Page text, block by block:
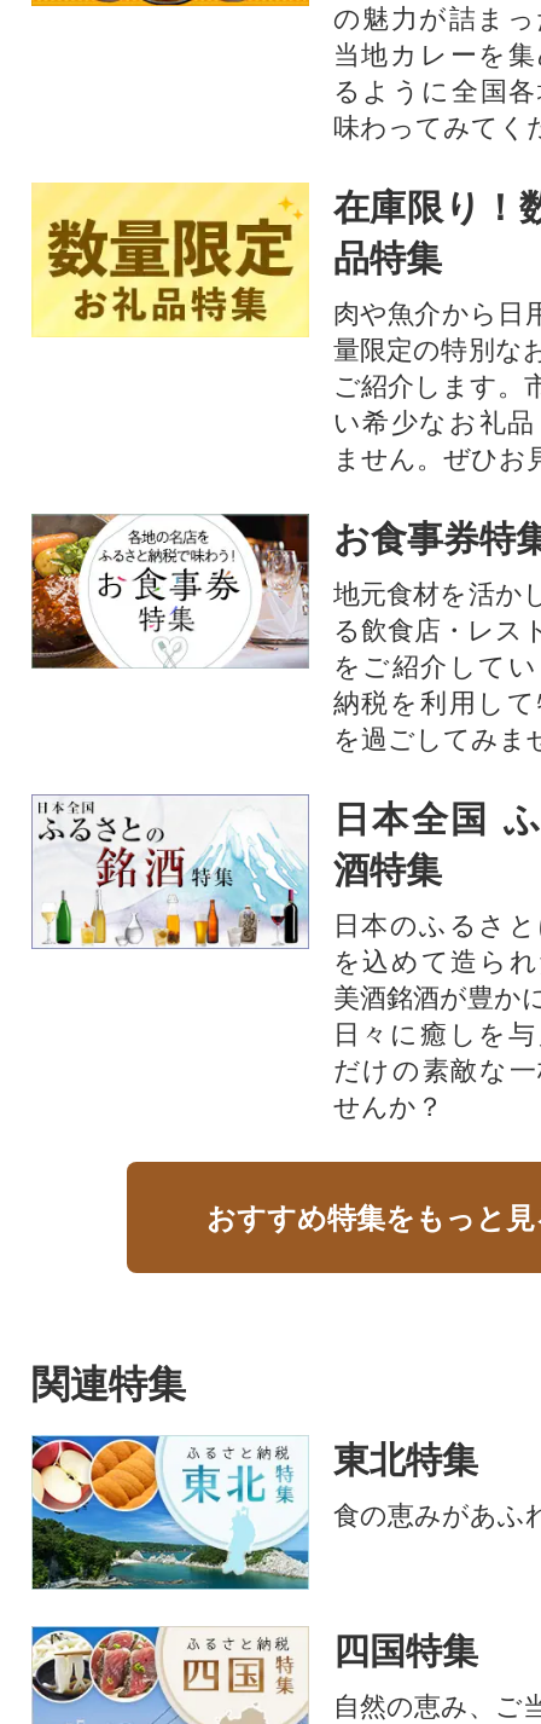
の魅力が詰ま
当地カレーを
るように全国
味わってみてく
在庫限り！
品特集
肉や魚介から日
量限定の特別な
ご紹介します。
い希少なお礼
ません。ぜひお
お食事券特
地元食材を活か
る飲食店・レス
をご紹介して
納税を利用し
を過ごしてみま
日本全国
酒特集
日本のふるさ
を込めて造ら
美酒銘酒が豊か
日々に癒しを
だけの素敵な
せんか？
おすすめ特集をもっと
関連特集
東北特集
食の恵みがあふ
四国特集
自然の恵み、ご